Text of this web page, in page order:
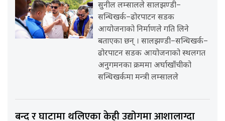
सुनील लम्सालले सालझण्डी–
सन्धिखर्क–ढोरपाटन सडक
आयोजनाको निर्माणले गति लिने
बताएका छन् । सालझण्डी–सन्धिखर्क–
ढोरपाटन सडक आयोजनाको स्थलगत
अनुगमनका क्रममा अर्घाखाँचीको
सन्धिखर्कमा मन्त्री लम्सालले
बन्द र घाटामा थलिएका केही उद्योगमा आशालाग्दा